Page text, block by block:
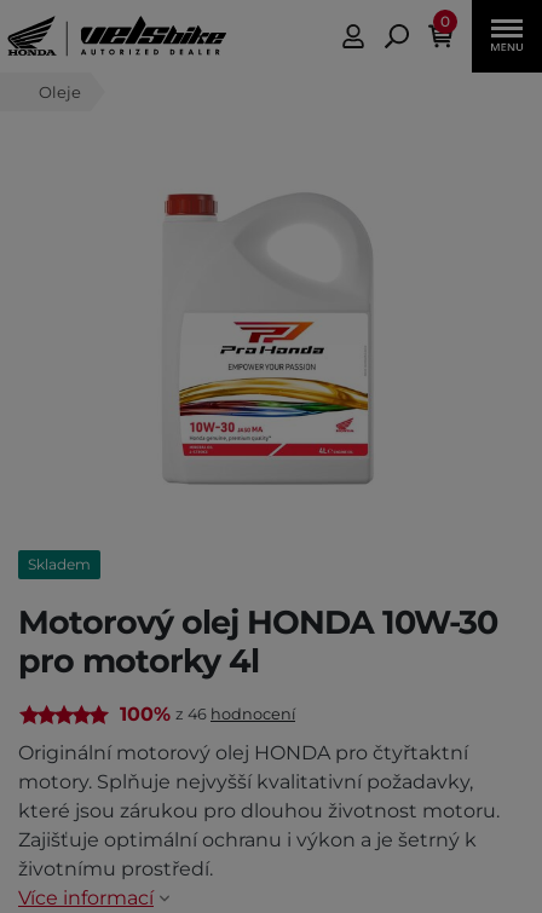
0
Oleje
Skladem
Motorový olej HONDA 10W-30
pro motorky 4l
100% z 46 hodnocení
Originální motorový olej HONDA pro čtyřtaktní
motory. Splňuje nejvyšší kvalitativní požadavky,
které jsou zárukou pro dlouhou životnost motoru.
Zajišťuje optimální ochranu i výkon a je šetrný k
životnímu prostředí.
Více informací